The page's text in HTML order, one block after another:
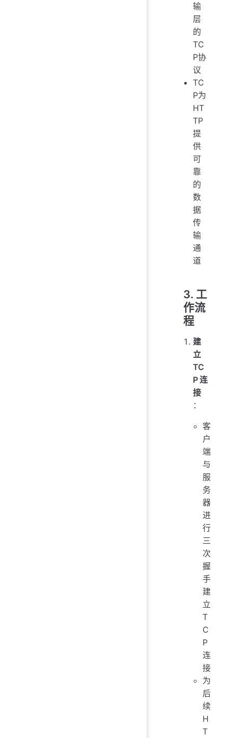
输
层
的
TC
P协
议
TC
P为
HT
TP
提
供
可
靠
的
数
据
传
输
通
道
3. 工
作流
程
建
立
TC
P连
接
：
客
户
端
与
服
务
器
进
行
三
次
握
手
建
立
T
C
P
连
接
为
后
续
H
T